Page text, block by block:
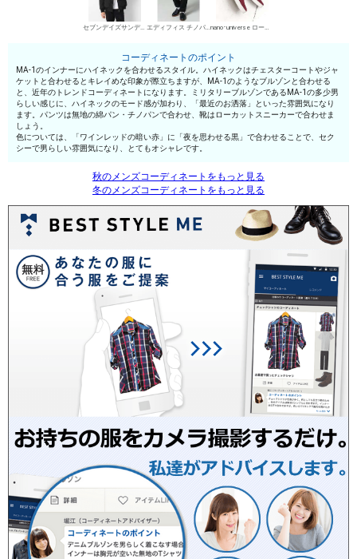
セブンデイズサンデイ メンズ MA-1 エディフィス チノパン・綿パン nano･universe ローカットスニーカー
コーディネートのポイント
MA-1のインナーにハイネックを合わせるスタイル。ハイネックはチェスターコートやジャ
ケットと合わせるとキレイめな印象が際立ちますが、MA-1のようなブルゾンと合わせる
と、近年のトレンドコーディネートになります。ミリタリーブルゾンであるMA-1の多少男
らしい感じに、ハイネックのモード感が加わり、「最近のお洒落」といった雰囲気になり
ます。パンツは無地の綿パン・チノパンで合わせ、靴はローカットスニーカーで合わせま
しょう。
色については、「ワインレッドの暗い赤」に「夜を思わせる黒」で合わせることで、セク
シーで男らしい雰囲気になり、とてもオシャレです。
秋のメンズコーディネートをもっと見る
冬のメンズコーディネートをもっと見る